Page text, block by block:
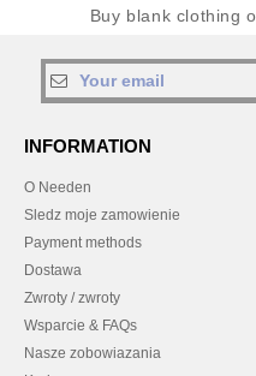
Buy blank clothing
INFORMATION
O Needen
Sledz moje zamowienie
Payment methods
Dostawa
Zwroty / zwroty
Wsparcie & FAQs
Nasze zobowiazania